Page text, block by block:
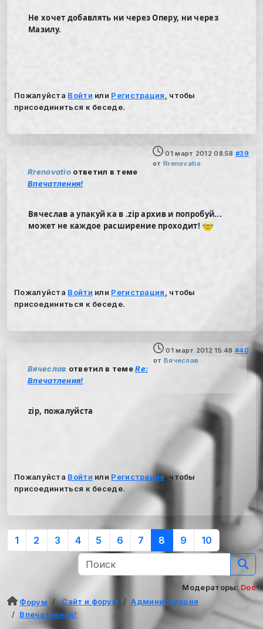
Не хочет добавлять ни через Оперу, ни через
Мазилу.
Пожалуйста Войти или Регистрация, чтобы
присоединиться к беседе.
01 март 2012 08:58 #39
от Rrenovatio
Rrenovatio ответил в теме
Впечатления!
Вячеслав а упакуй ка в .zip архив и попробуй...
может не каждое расширение проходит!
Пожалуйста Войти или Регистрация, чтобы
присоединиться к беседе.
01 март 2012 15:48 #40
от Вячеслав
Вячеслав ответил в темеRe:
Впечатления!
zip, пожалуйста
Пожалуйста Войти или Регистрация, чтобы
присоединиться к беседе.
1 2 3 4 5 6 7 8 9 10
Модераторы:Doc
Форум
Сайт и форум
Администрация
Впечатления!